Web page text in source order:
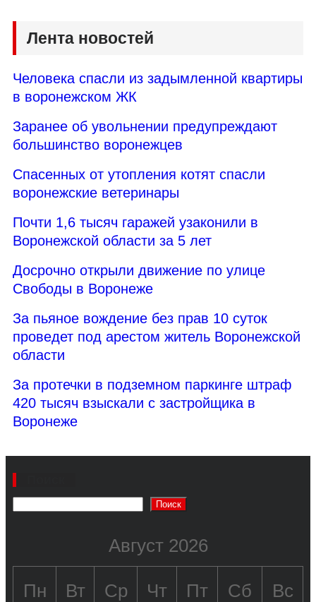
Лента новостей
Человека спасли из задымленной квартиры
в воронежском ЖК
Заранее об увольнении предупреждают
большинство воронежцев
Спасенных от утопления котят спасли
воронежские ветеринары
Почти 1,6 тысяч гаражей узаконили в
Воронежской области за 5 лет
Досрочно открыли движение по улице
Свободы в Воронеже
За пьяное вождение без прав 10 суток
проведет под арестом житель Воронежской
области
За протечки в подземном паркинге штраф
420 тысяч взыскали с застройщика в
Воронеже
Поиск
Август 2026
Пн Вт Ср Чт Пт Сб Вс